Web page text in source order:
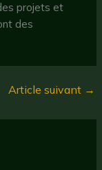
projets et
des
Article suivant →